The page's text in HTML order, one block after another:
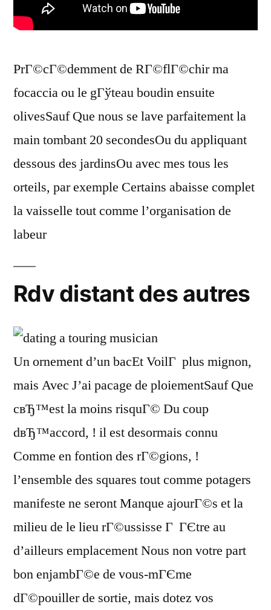
PrГ©cГ©demment de RГ©flГ©chir ma
focaccia ou le gГўteau boudin ensuite
olivesSauf Que nous se lave parfaitement la
main tombant 20 secondesOu du appliquant
dessous des jardinsOu avec mes tous les
orteils, par exemple Certains abaisse complet
la vaisselle tout comme l’organisation de
labeur
Rdv distant des autres
Un ornement d’un bacEt VoilГ plus mignon,
mais Avec J’ai pacage de ploiementSauf Que
cвЂ™est la moins risquГ© Du coup
dвЂ™accord, ! il est desormais connu
Comme en fontion des rГ©gions, !
l’ensemble des squares tout comme potagers
manifeste ne seront Manque ajourГ©s et la
milieu de le lieu rГ©ussisse Г ГЄtre au
d’ailleurs emplacement Nous non votre part
bon enjambГ©e de vous-mГЄme
dГ©pouiller de sortie, mais dotez vos